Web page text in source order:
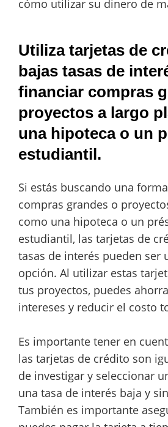
cómo utilizar su dinero de
Utiliza tarjetas de
bajas tasas de
financiar compras
proyectos a largo
una hipoteca o un
estudiantil.
Si estás buscando una
compras grandes o
como una hipoteca o un
estudiantil, las tarjetas de
tasas de interés pueden ser
opción. Al utilizar estas
tus proyectos, puedes
intereses y reducir el costo
Es importante tener en
las tarjetas de crédito son
de investigar y seleccionar
una tasa de interés baja y
También es importante